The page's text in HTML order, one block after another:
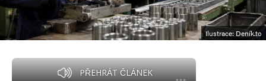
Ilustrace: Deník.to
PŘEHRÁT ČLÁNEK